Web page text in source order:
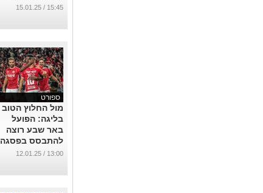
את הליגה
15:45 / 15.01.25
ספורט
מול החלוץ הטוב
בליגה: הפועל
באר שבע רוצה
להתבסס בפסגה
...
13:00 / 12.01.25